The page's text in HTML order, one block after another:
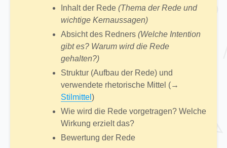
Inhalt der Rede (Thema der Rede und
wichtige Kernaussagen)
Absicht des Redners (Welche Intention
gibt es? Warum wird die Rede
gehalten?)
Struktur (Aufbau der Rede) und
verwendete rhetorische Mittel (→
Stilmittel )
Wie wird die Rede vorgetragen? Welche
Wirkung erzielt das?
Bewertung der Rede